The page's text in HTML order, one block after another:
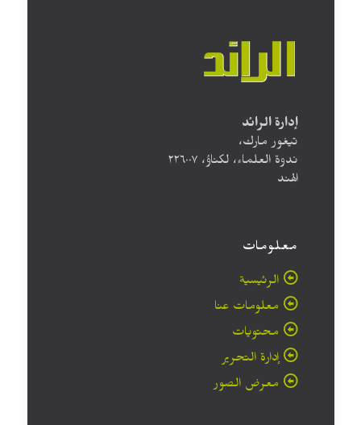
إدارة الرائد
تيغور مارك،
ندوة العلماء، لكناؤ، ۲۲٦۰۰۷
الهند
معلومات
الرئيسية
معلومات عنا
محتويات
إدارة التحرير
معرض الصور